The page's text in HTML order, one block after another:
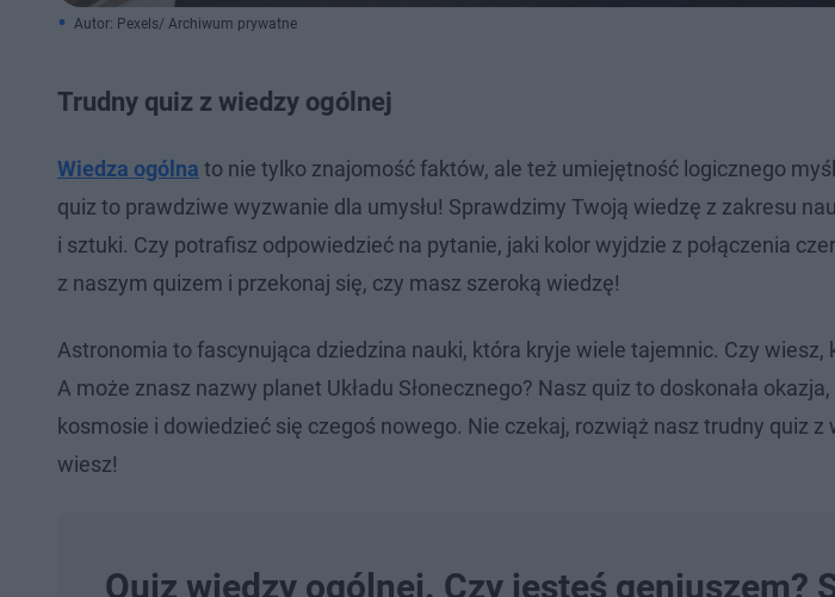
Autor: Pexels/ Archiwum prywatne
Trudny quiz z wiedzy ogólnej
Wiedza ogólna to nie tylko znajomość faktów, ale też umiejętność logicznego
quiz to prawdziwe wyzwanie dla umysłu! Sprawdzimy Twoją wiedzę z zakresu
i sztuki. Czy potrafisz odpowiedzieć na pytanie, jaki kolor wyjdzie z połączenia
z naszym quizem i przekonaj się, czy masz szeroką wiedzę!
Astronomia to fascynująca dziedzina nauki, która kryje wiele tajemnic. Czy wiesz,
A może znasz nazwy planet Układu Słonecznego? Nasz quiz to doskonała
kosmosie i dowiedzieć się czegoś nowego. Nie czekaj, rozwiąż nasz trudny quiz z
wiesz!
Quiz wiedzy ogólnej. Czy jesteś geniuszem?